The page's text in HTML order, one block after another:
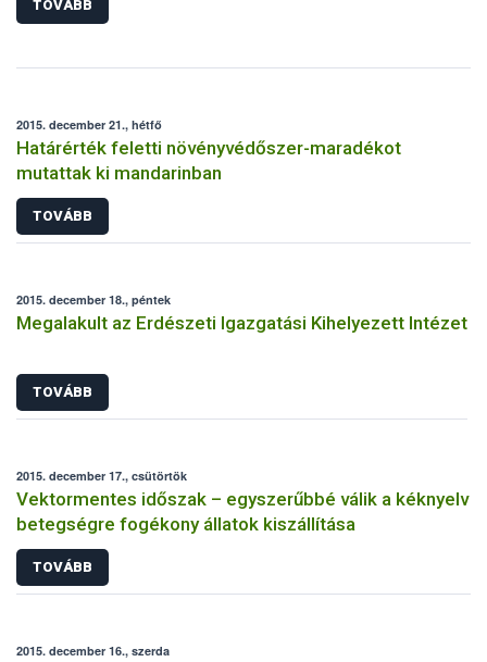
TOVÁBB
2015. december 21., hétfő
Határérték feletti növényvédőszer-maradékot
mutattak ki mandarinban
TOVÁBB
2015. december 18., péntek
Megalakult az Erdészeti Igazgatási Kihelyezett Intézet
TOVÁBB
2015. december 17., csütörtök
Vektormentes időszak – egyszerűbbé válik a kéknyelv
betegségre fogékony állatok kiszállítása
TOVÁBB
2015. december 16., szerda